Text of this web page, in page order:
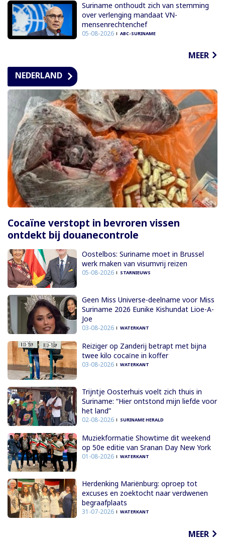
Suriname onthoudt zich van stemming
over verlenging mandaat VN-
mensenrechtenchef
05-08-2026 ABC-SURINAME
MEER
NEDERLAND
Cocaïne verstopt in bevroren vissen
ontdekt bij douanecontrole
Oostelbos: Suriname moet in Brussel
werk maken van visumvrij reizen
05-08-2026 STARNIEUWS
Geen Miss Universe-deelname voor Miss
Suriname 2026 Eunike Kishundat Lioe-A-
Joe
03-08-2026 WATERKANT
Reiziger op Zanderij betrapt met bijna
twee kilo cocaïne in koffer
03-08-2026 WATERKANT
Trijntje Oosterhuis voelt zich thuis in
Suriname: “Hier ontstond mijn liefde voor
het land”
02-08-2026 SURINAME HERALD
Muziekformatie Showtime dit weekend
op 50e editie van Sranan Day New York
01-08-2026 WATERKANT
Herdenking Mariënburg: oproep tot
excuses en zoektocht naar verdwenen
begraafplaats
31-07-2026 WATERKANT
MEER